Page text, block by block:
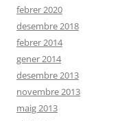
febrer 2020
desembre 2018
febrer 2014
gener 2014
desembre 2013
novembre 2013
maig 2013